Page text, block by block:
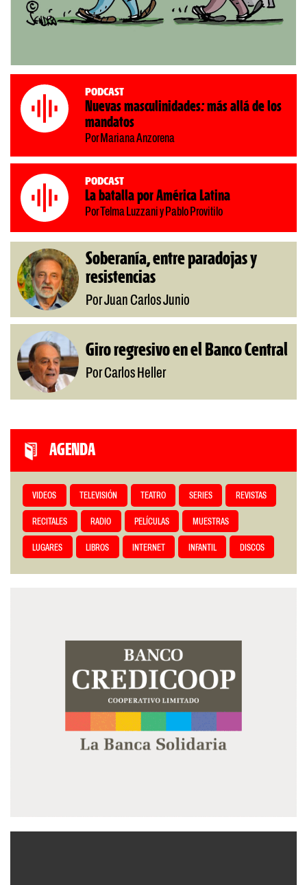
Podcast
Nuevas masculinidades: más allá de los
mandatos
Por Mariana Anzorena
Podcast
La batalla por América Latina
Por Telma Luzzani y Pablo Provitilo
Soberanía, entre paradojas y
resistencias
Por Juan Carlos Junio
Giro regresivo en el Banco Central
Por Carlos Heller
AGENDA
VIDEOS TELEVISIÓN TEATRO SERIES REVISTAS
RECITALES RADIO PELÍCULAS MUESTRAS
LUGARES LIBROS INTERNET INFANTIL DISCOS